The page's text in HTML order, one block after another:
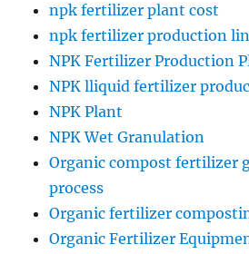
npk fertilizer plant cost
npk fertilizer production
NPK Fertilizer Production
NPK lliquid fertilizer
NPK Plant
NPK Wet Granulation
Organic compost fertilizer
process
Organic fertilizer
Organic Fertilizer